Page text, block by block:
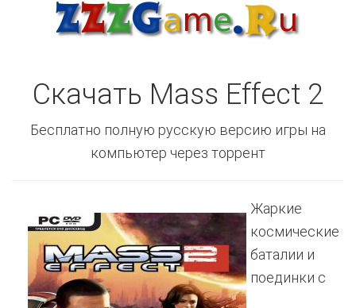
Скачать Mass Effect 2
Бесплатно полную русскую версию игры на
компьютер через торрент
Жаркие
космические
баталии и
поединки с